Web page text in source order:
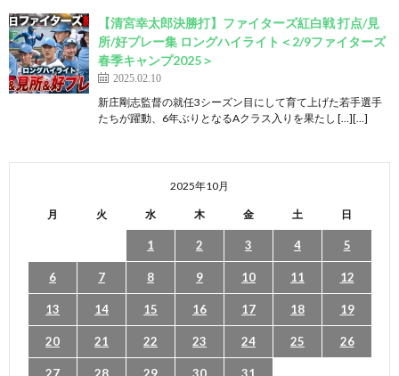
【清宮幸太郎決勝打】ファイターズ紅白戦 打点/見
所/好プレー集 ロングハイライト＜2/9ファイターズ
春季キャンプ2025＞
2025.02.10
新庄剛志監督の就任3シーズン目にして育て上げた若手選手
たちが躍動、6年ぶりとなるAクラス入りを果たし […][…]
2025年10月
月 火 水 木 金 土 日
1 2 3 4 5
6 7 8 9 10 11 12
13 14 15 16 17 18 19
20 21 22 23 24 25 26
27 28 29 30 31